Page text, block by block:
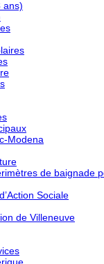
ans)
Modena
de baignade
Sociale
de Villeneuve